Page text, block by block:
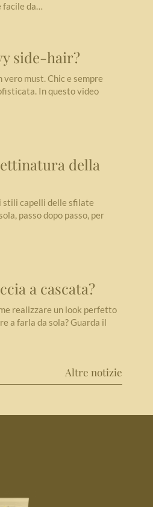
facile da…
side-hair?
must. Chic e sempre
In questo video
della
stili capelli delle sfilate
passo dopo passo, per
a cascata?
realizzare un look perfetto
a farla da sola? Guarda il
Altre notizie